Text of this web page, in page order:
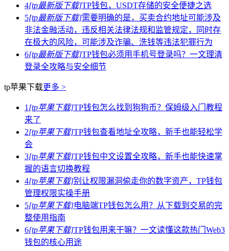
4[tp最新版下载]TP钱包，USDT存储的安全便捷之选
5[tp最新版下载]需要明确的是，买卖合约地址可能涉及
非法金融活动，违反相关法律法规和监管规定，同时存
在极大的风险，可能涉及诈骗、洗钱等违法犯罪行为
6[tp最新版下载]TP钱包必须用手机号登录吗？一文理清
登录全攻略与安全细节
tp苹果下载更多 >
1 [tp苹果下载]TP钱包怎么找到狗狗币？保姆级入门教程
来了
2[tp苹果下载]TP钱包查看地址全攻略，新手也能轻松学
会
3[tp苹果下载]TP钱包中文设置全攻略，新手也能快速掌
握的语言切换教程
4[tp苹果下载]别让权限漏洞偷走你的数字资产，TP钱包
管理权限实操手册
5[tp苹果下载]电脑端TP钱包怎么用？从下载到交易的完
整使用指南
6[tp苹果下载]TP钱包用来干嘛？一文读懂这款热门Web3
钱包的核心用途